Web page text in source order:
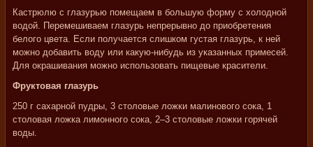
Кастрюлю с глазурью помещаем в большую форму с холодной
водой. Перемешиваем глазурь непрерывно до приобретения
белого цвета. Если получается слишком густая глазурь, к ней
можно добавить воду или какую-нибудь из указанных примесей.
Для окрашивания можно использовать пищевые красители.
Фруктовая глазурь
250 г сахарной пудры, 3 столовые ложки малинового сока, 1
столовая ложка лимонного сока, 2–3 столовые ложки горячей
воды.